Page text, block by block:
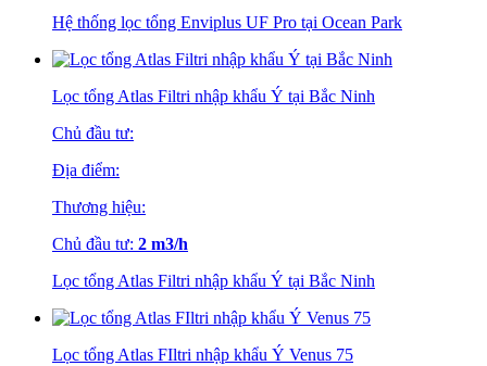
Hệ thống lọc tổng Enviplus UF Pro tại Ocean Park
Lọc tổng Atlas Filtri nhập khẩu Ý tại Bắc Ninh
Chủ đầu tư:
Địa điểm:
Thương hiệu:
Chủ đầu tư: 2 m3/h
Lọc tổng Atlas Filtri nhập khẩu Ý tại Bắc Ninh
Lọc tổng Atlas FIltri nhập khẩu Ý Venus 75